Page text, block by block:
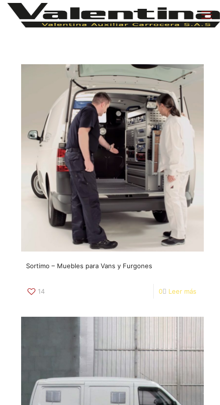
Sortimo – Muebles para Vans y Furgones
14 0 Leer más